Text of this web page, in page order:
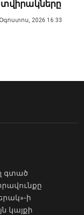
2026 16:33
գտած
ի
կայքի